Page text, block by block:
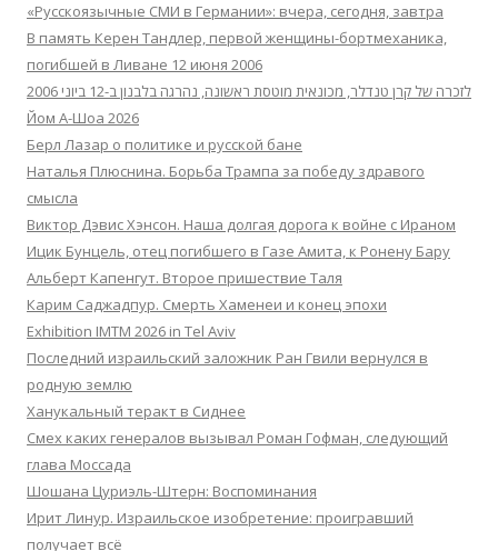
«Русскоязычные СМИ в Германии»: вчера, сегодня, завтра
В память Керен Тандлер, первой женщины-бортмеханика,
погибшей в Ливане 12 июня 2006
לזכרה של קרן טנדלר, מכונאית מוטסת ראשונה, נהרגה בלבנון ב-12 ביוני 2006
Йом А-Шоа 2026
Берл Лазар о политике и русской бане
Наталья Плюснина. Борьба Трампа за победу здравого
смысла
Виктор Дэвис Хэнсон. Наша долгая дорога к войне с Ираном
Ицик Бунцель, отец погибшего в Газе Амита, к Ронену Бару
Альберт Капенгут. Второе пришествие Таля
Карим Саджадпур. Смерть Хаменеи и конец эпохи
Exhibition IMTM 2026 in Tel Aviv
Последний израильский заложник Ран Гвили вернулся в
родную землю
Ханукальный теракт в Сиднее
Смех каких генералов вызывал Роман Гофман, следующий
глава Моссада
Шошана Цуриэль-Штерн: Воспоминания
Ирит Линур. Израильское изобретение: проигравший
получает всё